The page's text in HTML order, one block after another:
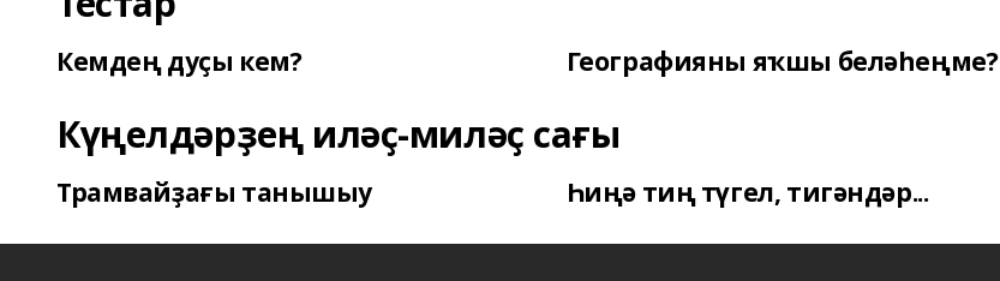
Кемдең дуҫы кем? Географияны яҡшы беләһеңме?
Күңелдәрҙең иләҫ-миләҫ сағы
Трамвайҙағы танышыу Һиңә тиң түгел, тигәндәр...